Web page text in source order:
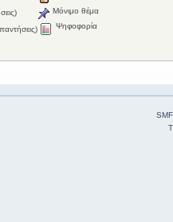
Μόνιμο θέμα
Ψηφοφορία